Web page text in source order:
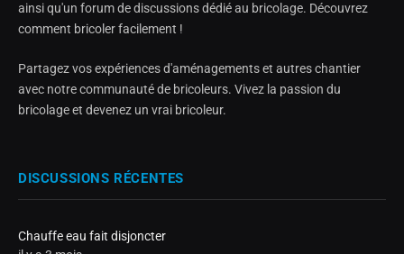
ainsi qu'un forum de discussions dédié au bricolage. Découvrez
comment bricoler facilement !
Partagez vos expériences d'aménagements et autres chantier
avec notre communauté de bricoleurs. Vivez la passion du
bricolage et devenez un vrai bricoleur.
DISCUSSIONS RÉCENTES
Chauffe eau fait disjoncter